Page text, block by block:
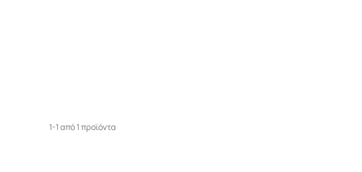
1-1 από 1 προϊόντα